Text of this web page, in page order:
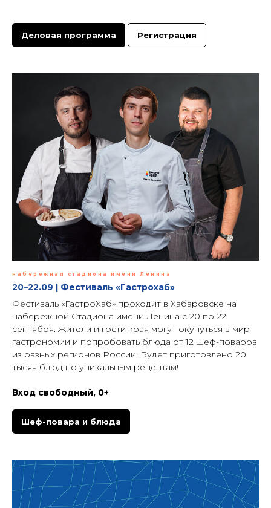
Деловая программа Регистрация
набережная стадиона имени Ленина
20–22.09 | Фестиваль «Гастрохаб»
Фестиваль «ГастроХаб» проходит в Хабаровске на
набережной Стадиона имени Ленина с 20 по 22
сентября. Жители и гости края могут окунуться в мир
гастрономии и попробовать блюда от 12 шеф-поваров
из разных регионов России. Будет приготовлено 20
тысяч блюд по уникальным рецептам!
Вход свободный, 0+
Шеф-повара и блюда